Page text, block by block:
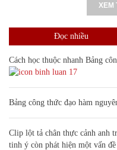
XEM
Đọc nhiều
Cách học thuộc nhanh Bảng
17
Bảng công thức đạo hàm
Clip lột tả chân thực cảnh anh
tinh ý còn phát hiện một vấn